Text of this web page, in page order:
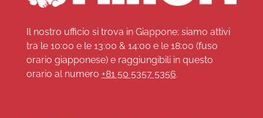
Il nostro ufficio si trova in Giappone; siamo attivi
tra le 10:00 e le 13:00 & 14:00 e le 18:00 (fuso
orario giapponese) e raggiungibili in questo
orario al numero +81 50 5357 5356.